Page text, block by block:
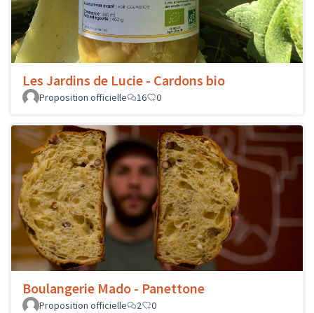
Les Jardins de Lucie - Cardons bio
Proposition officielle 16 0
Boulangerie Mado - Panettone
Proposition officielle 2 0